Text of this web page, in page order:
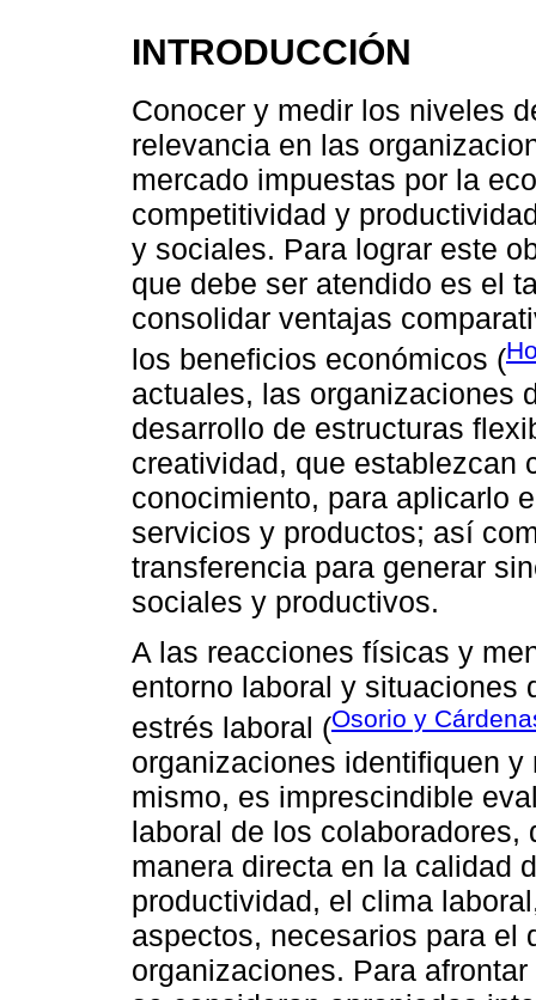
INTRODUCCIÓN
Conocer y medir los niveles
relevancia en las
mercado impuestas por la
competitividad y
y sociales. Para lograr este
que debe ser atendido es el
consolidar ventajas
los beneficios económicos (
actuales, las organizaciones
desarrollo de estructuras
creatividad, que establezcan
conocimiento, para aplicarlo
servicios y productos; así
transferencia para generar
sociales y productivos.
A las reacciones físicas y
entorno laboral y situaciones
estrés laboral (Osorio y
organizaciones identifiquen
mismo, es imprescindible
laboral de los
manera directa en la calidad
productividad, el clima
aspectos, necesarios para el
organizaciones. Para